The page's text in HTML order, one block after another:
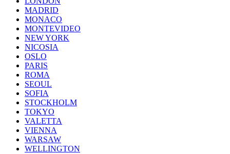
MADRID
MONACO
MONTEVIDEO
NEW YORK
NICOSIA
OSLO
PARIS
ROMA
SEOUL
SOFIA
STOCKHOLM
TOKYO
VALETTA
VIENNA
WARSAW
WELLINGTON